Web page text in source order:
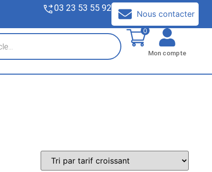
03 23 53 55 92
Nous contacter
0
Mon compte